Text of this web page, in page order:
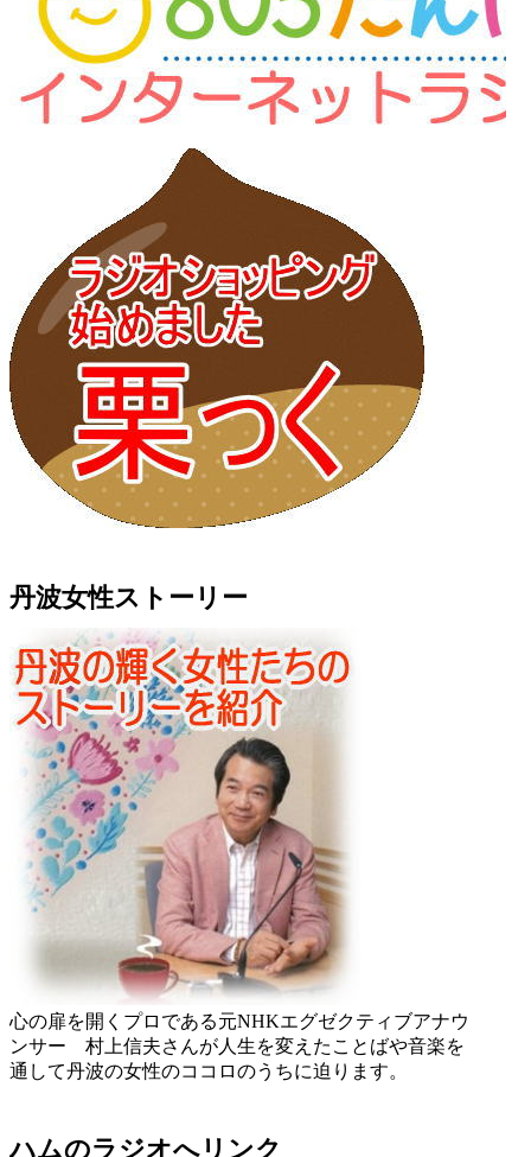
丹波女性ストーリー
心の扉を開くプロである元NHKエグゼクティブアナウ
ンサー 村上信夫さんが人生を変えたことばや音楽を
通して丹波の女性のココロのうちに迫ります。
ハムのラジオへリンク